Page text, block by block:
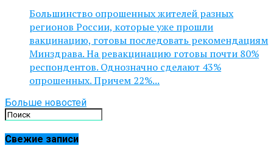
Большинство опрошенных жителей разных
регионов России, которые уже прошли
вакцинацию, готовы последовать рекомендациям
Минздрава. На ревакцинацию готовы почти 80%
респондентов. Однозначно сделают 43%
опрошенных. Причем 22%...
Больше новостей
Свежие записи